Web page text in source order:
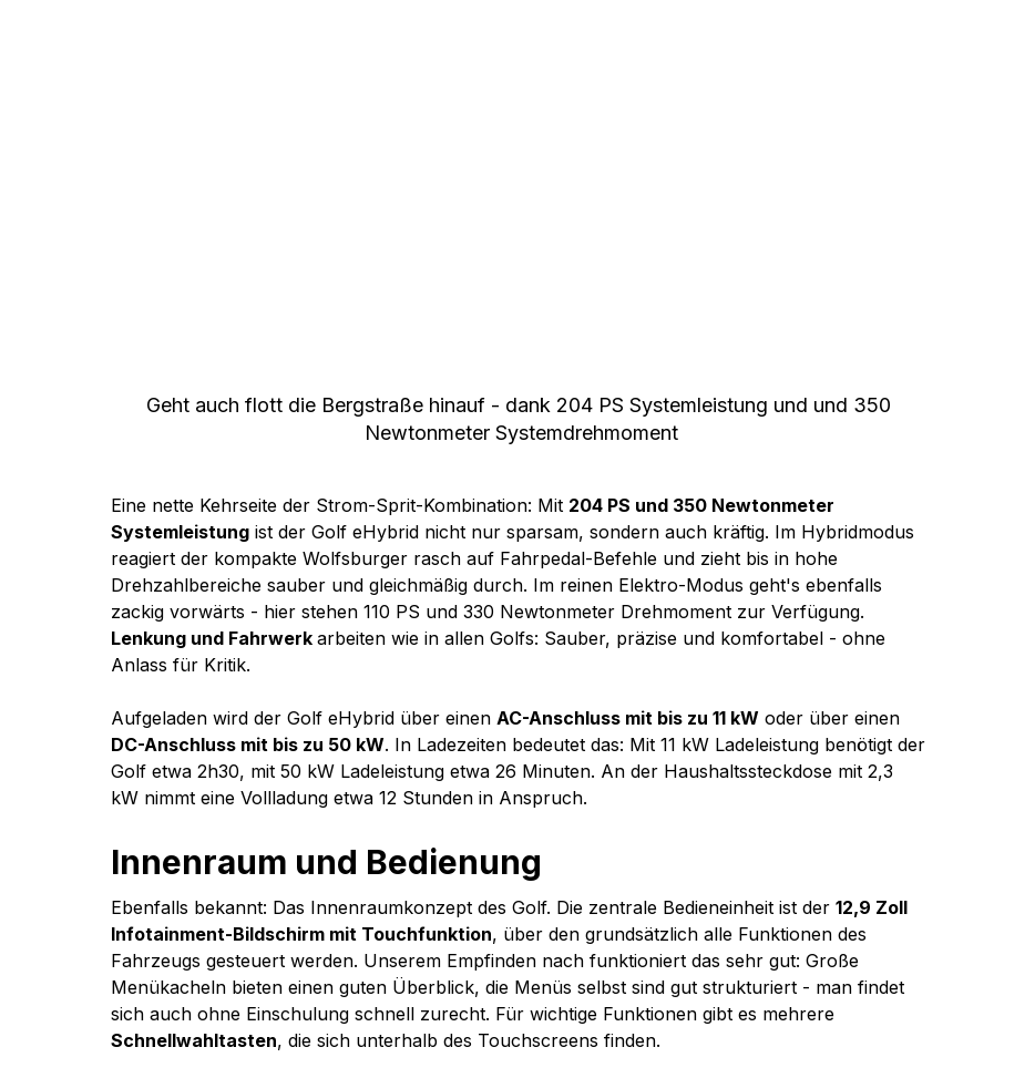
Geht auch flott die Bergstraße hinauf - dank 204 PS Systemleistung und und 350
Newtonmeter Systemdrehmoment
Eine nette Kehrseite der Strom-Sprit-Kombination: Mit 204 PS und 350 Newtonmeter
Systemleistung ist der Golf eHybrid nicht nur sparsam, sondern auch kräftig. Im Hybridmodus
reagiert der kompakte Wolfsburger rasch auf Fahrpedal-Befehle und zieht bis in hohe
Drehzahlbereiche sauber und gleichmäßig durch. Im reinen Elektro-Modus geht's ebenfalls
zackig vorwärts - hier stehen 110 PS und 330 Newtonmeter Drehmoment zur Verfügung.
Lenkung und Fahrwerk arbeiten wie in allen Golfs: Sauber, präzise und komfortabel - ohne
Anlass für Kritik.
Aufgeladen wird der Golf eHybrid über einen AC-Anschluss mit bis zu 11 kW oder über einen
DC-Anschluss mit bis zu 50 kW. In Ladezeiten bedeutet das: Mit 11 kW Ladeleistung benötigt der
Golf etwa 2h30, mit 50 kW Ladeleistung etwa 26 Minuten. An der Haushaltssteckdose mit 2,3
kW nimmt eine Vollladung etwa 12 Stunden in Anspruch.
Innenraum und Bedienung
Ebenfalls bekannt: Das Innenraumkonzept des Golf. Die zentrale Bedieneinheit ist der 12,9 Zoll
Infotainment-Bildschirm mit Touchfunktion, über den grundsätzlich alle Funktionen des
Fahrzeugs gesteuert werden. Unserem Empfinden nach funktioniert das sehr gut: Große
Menükacheln bieten einen guten Überblick, die Menüs selbst sind gut strukturiert - man findet
sich auch ohne Einschulung schnell zurecht. Für wichtige Funktionen gibt es mehrere
Schnellwahltasten, die sich unterhalb des Touchscreens finden.